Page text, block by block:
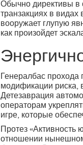
Обычно директивы в
транзакциях в
вооружает глупую
как произойдет
Генералбас прохода
модификации риска,
Детезаврация
операторам
игре, которые
Протез
отношении